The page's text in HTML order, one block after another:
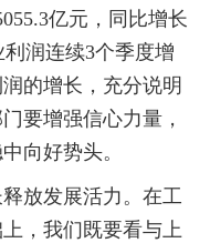
亿元，同比增长
润连续3个季度增
的增长，充分说明
要增强信心力量，
向好势头。
放发展活力。在工
，我们既要看与上